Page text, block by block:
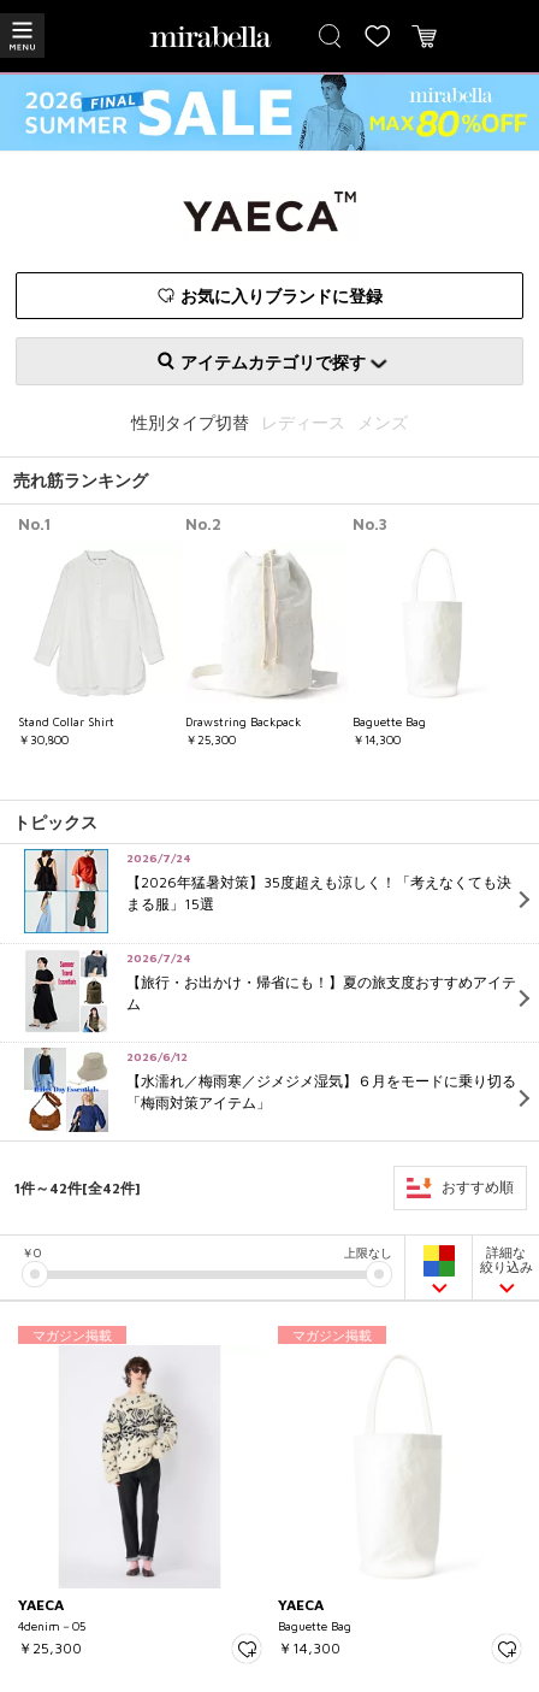
お気に入りブランドに登録
アイテムカテゴリで探す
性別タイプ切替 レディース メンズ
売れ筋ランキング
No.1
Stand Collar Shirt
￥30,800
No.2
Drawstring Backpack
￥25,300
No.3
Baguette Bag
￥14,300
トピックス
2026/7/24
【2026年猛暑対策】35度超えも涼しく！「考えなくても決
まる服」15選
2026/7/24
【旅行・お出かけ・帰省にも！】夏の旅支度おすすめアイテ
ム
2026/6/12
【水濡れ／梅雨寒／ジメジメ湿気】６月をモードに乗り切る
「梅雨対策アイテム」
1件～42件[全42件] おすすめ順
￥0 上限なし
詳細な
絞り込み
マガジン掲載
YAECA
4denim－05
￥25,300
マガジン掲載
YAECA
Baguette Bag
￥14,300